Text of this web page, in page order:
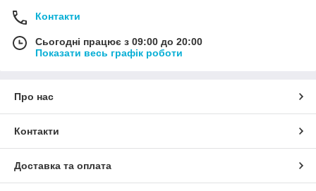
Контакти
Сьогодні працює з 09:00 до 20:00
Показати весь графік роботи
Про нас
Контакти
Доставка та оплата